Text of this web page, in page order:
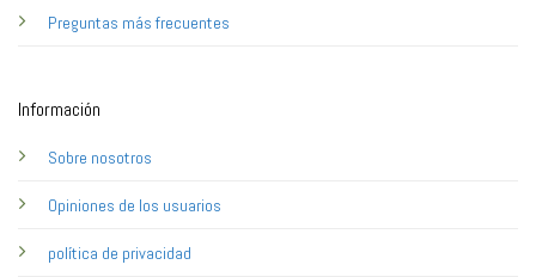
Preguntas más frecuentes
Información
Sobre nosotros
Opiniones de los usuarios
política de privacidad